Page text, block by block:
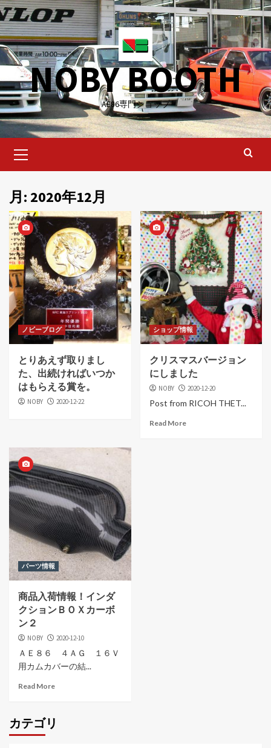
Skip
to
content
NOBY BOOTH
AE86専門ショップ
Menu
月: 2020年12月
ノビーブログ
とりあえず取りまし
た、出続ければいつか
はもらえる賞を。
NOBY 2020-12-22
ショップ情報
クリスマスバージョン
にしました
NOBY 2020-12-20
Post from RICOH THET...
Read More
パーツ情報
商品入荷情報！インダ
クションＢＯＸカーボ
ン２
NOBY 2020-12-10
ＡＥ８６ ４ＡＧ １６Ｖ
用カムカバーの結...
Read More
カテゴリ